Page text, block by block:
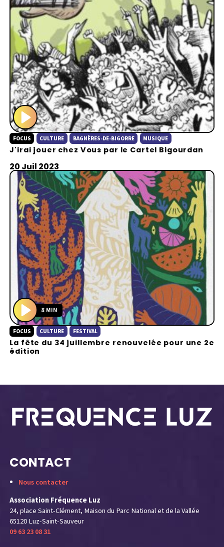
P
l
a
y
FOCUS CULTURE BAGNÈRES-DE-BIGORRE MUSIQUE
J'irai jouer chez Vous par le Cartel Bigourdan
20 Juil 2023
P
l
a
8 MIN
FOCUS CULTURE FESTIVAL
La fête du 34 juillembre renouvelée pour une 2e
édition
CONTACT
Nous contacter
Association Fréquence Luz
24, place Saint-Clément, Maison du Parc National et de la Vallée
65120 Luz-Saint-Sauveur
09 63 23 08 31